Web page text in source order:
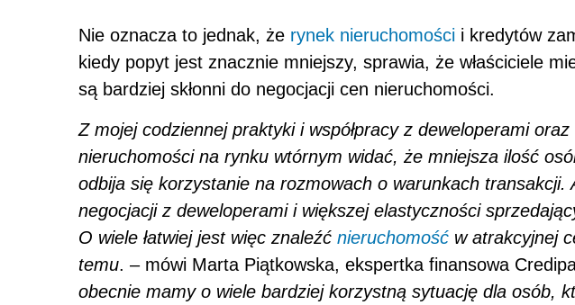
Nie oznacza to jednak, że rynek nieruchomości i kredytów
kiedy popyt jest znacznie mniejszy, sprawia, że właściciele
są bardziej skłonni do negocjacji cen nieruchomości.
Z mojej codziennej praktyki i współpracy z deweloperami oraz
nieruchomości na rynku wtórnym widać, że mniejsza ilość
odbija się korzystanie na rozmowach o warunkach transakcji.
negocjacji z deweloperami i większej elastyczności
O wiele łatwiej jest więc znaleźć nieruchomość w atrakcyjnej
temu. – mówi Marta Piątkowska, ekspertka finansowa
obecnie mamy o wiele bardziej korzystną sytuację dla osób,